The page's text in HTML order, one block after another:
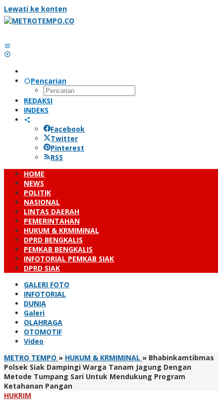
Lewati ke konten
Pencarian
REDAKSI
INDEKS
Facebook
Twitter
Pinterest
RSS
HOME
NEWS
POLITIK
NASIONAL
LINTAS DAERAH
PEMERINTAHAN
HUKUM & KRMIMINAL
DPRD BENGKALIS
PEMKAB BENGKALIS
INFOTORIAL PEMKAB SIAK
DPRD SIAK
GALERI FOTO
INFOTORIAL
DUNIA
Galeri
OLAHRAGA
OTOMOTIF
Video
METRO TEMPO » HUKUM & KRMIMINAL » Bhabinkamtibmas
Polsek Siak Dampingi Warga Tanam Jagung Dengan
Metode Tumpang Sari Untuk Mendukung Program
Ketahanan Pangan
HUKRIM